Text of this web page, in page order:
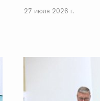
27 июля 2026 г.